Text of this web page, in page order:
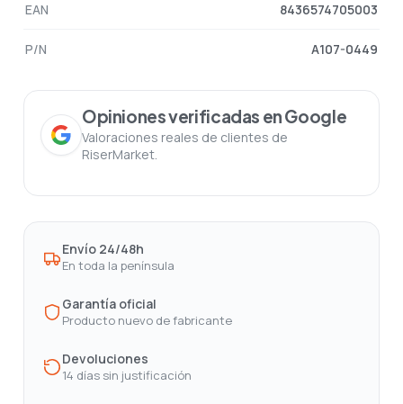
EAN 8436574705003
P/N A107-0449
Opiniones verificadas en Google
Valoraciones reales de clientes de
RiserMarket.
Envío 24/48h
En toda la península
Garantía oficial
Producto nuevo de fabricante
Devoluciones
14 días sin justificación